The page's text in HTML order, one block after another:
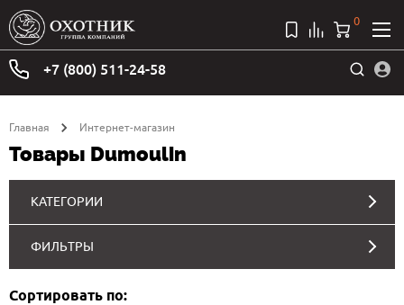
+7 (800) 511-24-58
0
Главная Интернет-магазин
Товары Dumoulin
КАТЕГОРИИ
ФИЛЬТРЫ
Сортировать по: